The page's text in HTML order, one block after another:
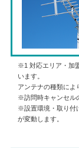
※1 対応エリア・加
います。
アンテナの種類によ
※訪問時キャンセル
※設置環境・取り付
が変動します。